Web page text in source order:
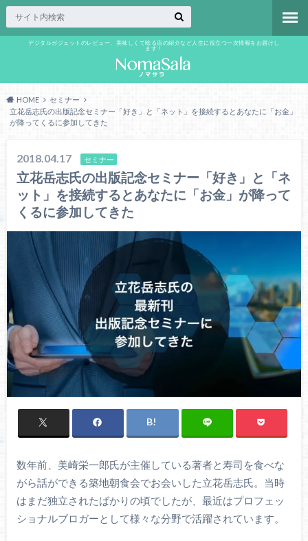
デジタルガジェットのレビュー、美味しくて唸る店の紹介など人生に役立つ一次情報をお届けし
ます！
HOME
セミナー
立花岳志氏の出版記念セミナー「好き」と「ネット」を接続するとあなたに「お金」
が降ってくるに参加してきた
2018.04.17 セミナー
立花岳志氏の出版記念セミナー「好き」と「ネ
ット」を接続するとあなたに「お金」が降って
くるに参加してきた
数年前、美崎栄一郎氏が主催している著者と寿司を食べな
がら話ができる築地朝食会でお会いした立花岳志氏。当時
はまだ独立されたばかりの頃でしたが、最近はプロフェッ
ショナルブロガーとして様々な分野で活躍されています。